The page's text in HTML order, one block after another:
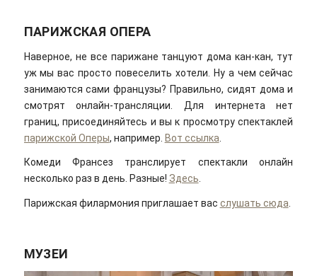
ПАРИЖСКАЯ ОПЕРА
Наверное, не все парижане танцуют дома кан-кан, тут
уж мы вас просто повеселить хотели. Ну а чем сейчас
занимаются сами французы? Правильно, сидят дома и
смотрят онлайн-трансляции. Для интернета нет
границ, присоединяйтесь и вы к просмотру спектаклей
парижской Оперы, например. Вот ссылка
Комеди Франсез транслирует спектакли онлайн
несколько раз в день. Разные! Здесь.
Парижская филармония приглашает вас слушать сюда.
МУЗЕИ